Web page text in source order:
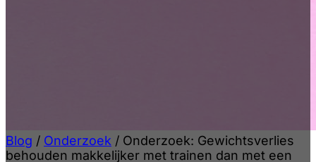
Blog / Onderzoek / Onderzoek: Gewichtsverlies
behouden makkelijker met trainen dan met een